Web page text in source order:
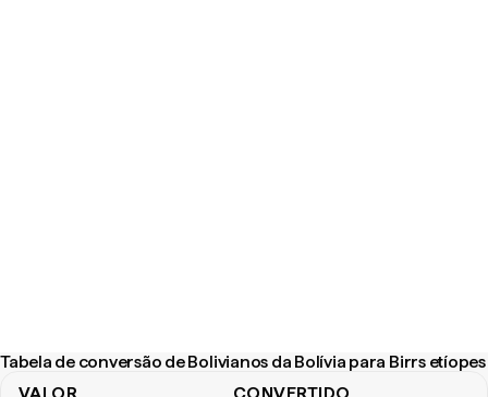
Tabela de conversão de Bolivianos da Bolívia para Birrs etíopes